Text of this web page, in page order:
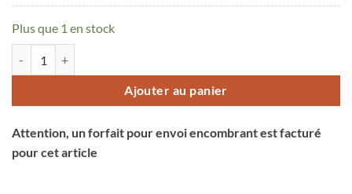
Plus que 1 en stock
Ajouter au panier
Attention, un forfait pour envoi encombrant est facturé
pour cet article